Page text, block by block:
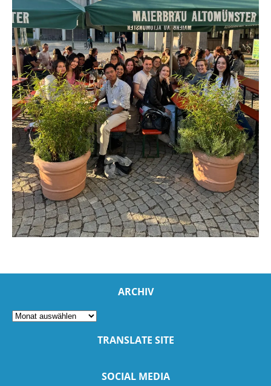
ARCHIV
TRANSLATE SITE
SOCIAL MEDIA